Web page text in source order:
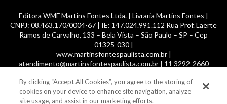
Editora WMF Martins Fontes Ltda. | Livraria Martins Fontes |
CNPJ: 08.463.170/0004-67 | IE: 147.024.991.112 Rua Prof. Laerte
Ramos de Carvalho, 133 – Bela Vista – São Paulo – SP – Cep
01325-030 |
www.martinsfontespaulista.com.br |
atendimento@martinsfontespaulista.com.br | 11 3292-2660
© 2014 -2026, MartinsFontes livros nacionais e importados,
com mais de 700 mil títulos. Todos os direitos reservados.
By clicking “Accept All Cookies”, you agree to the storing of
cookies on your device to enhance site navigation, analyze
site usage, and assist in our marketing efforts.